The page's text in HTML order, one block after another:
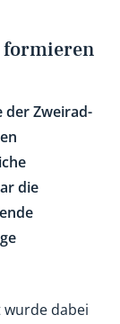
formieren
der Zweirad-
die
wurde dabei